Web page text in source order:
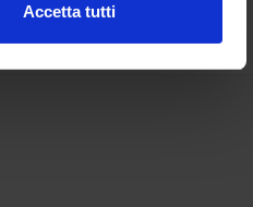
Accetta tutti